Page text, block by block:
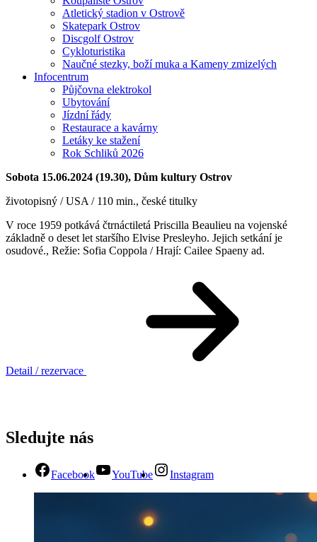
Atletický stadion v Ostrově
Skatepark Ostrov
Discgolf Ostrov
Cykloturistika
Naučné stezky, boží muka a Kameny zmizelých
Infocentrum
Půjčovna elektrokol
Ubytování
Jízdní řády
Restaurace a kavárny
Letáky ke stažení
Rok Schliků 2026
Sobota 15.06.2024 (19.30), Dům kultury Ostrov
životopisný / USA / 110 min., české titulky
V roce 1959 potkává čtrnáctiletá Priscilla Beaulieu na vojenské
základně o deset let staršího Elvise Presleyho. Jejich setkání je
osudové., Režie: Sofia Coppola / Hrají: Cailee Spaeny ad.
Detail / rezervace
Sledujte nás
Facebook YouTube Instagram